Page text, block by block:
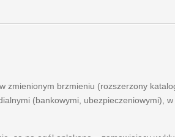
zmienionym brzmieniu (rozszerzony
(bankowymi, ubezpieczeniowymi), w